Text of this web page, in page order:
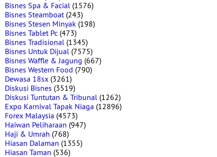
Bisnes Spa & Facial (1576)
Bisnes Steamboat(243)
Bisnes Stesen Minyak (198)
Bisnes Tablet Pc (473)
Bisnes Tradisional (1345)
Bisnes Untuk Dijual (7575)
Bisnes Waffle & Jagung (667)
Bisnes Western Food (790)
Dewasa 18sx (3261)
Diskusi Bisnes (3519)
Diskusi Tuntutan & Tribunal (1262)
Expo Karnival Tapak Niaga (12896)
Forex Malaysia (4573)
Haiwan Peliharaan (947)
Haji & Umrah (768)
Hiasan Dalaman (1355)
Hiasan Taman (536)